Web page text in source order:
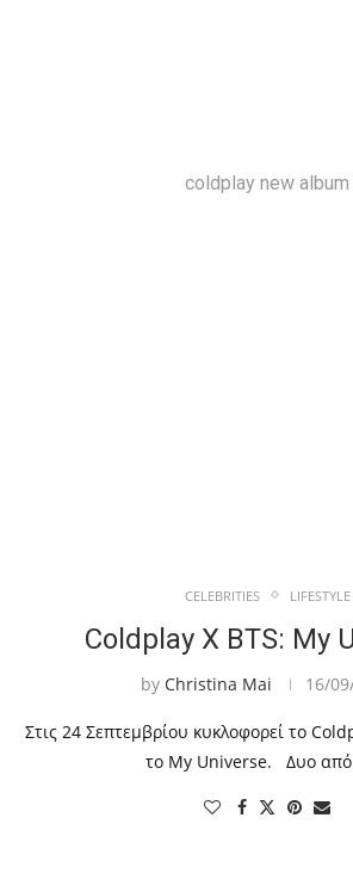
coldplay new album
CELEBRITIES LIFESTYLE
Coldplay X BTS: My
by Christina Mai 16/
Στις 24 Σεπτεμβρίου κυκλοφορεί το
το My Universe. Δυο